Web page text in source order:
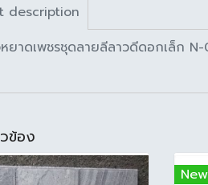
description
ยาดเพชรชุดลายลีลาวดีดอกเล็ก
ข้อง
New